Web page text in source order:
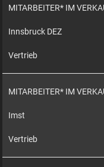
MITARBEITER* IM
Innsbruck DEZ
Vertrieb
MITARBEITER* IM
Imst
Vertrieb